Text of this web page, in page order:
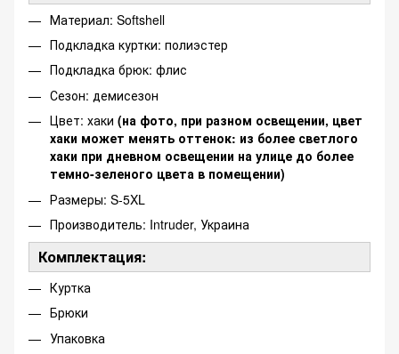
Материал: Softshell
Подкладка куртки: полиэстер
Подкладка брюк: флис
Сезон: демисезон
Цвет: хаки (на фото, при разном освещении, цвет
хаки может менять оттенок: из более светлого
хаки при дневном освещении на улице до более
темно-зеленого цвета в помещении)
Размеры: S-5XL
Производитель: Intruder, Украина
Комплектация:
Куртка
Брюки
Упаковка